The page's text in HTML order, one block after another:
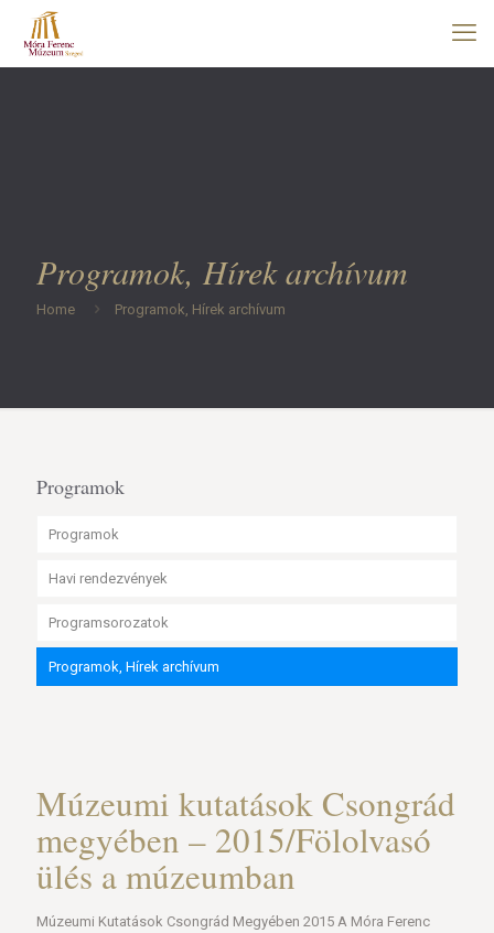
Programok, Hírek archívum
Home Programok, Hírek archívum
Programok
Programok
Havi rendezvények
Programsorozatok
Programok, Hírek archívum
Múzeumi kutatások Csongrád
megyében – 2015/Fölolvasó
ülés a múzeumban
Múzeumi Kutatások Csongrád Megyében 2015 A Móra Ferenc